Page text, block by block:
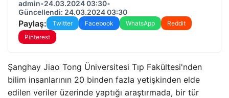
admin•24.03.2024 03:30•
Güncellendi: 24.03.2024 03:30
Paylaş: Twitter Facebook WhatsApp
Reddit
Pinterest
Şanghay Jiao Tong Üniversitesi Tıp Fakültesi'nden
bilim insanlarının 20 binden fazla yetişkinden elde
edilen veriler üzerinde yaptığı araştırmada, bir tür